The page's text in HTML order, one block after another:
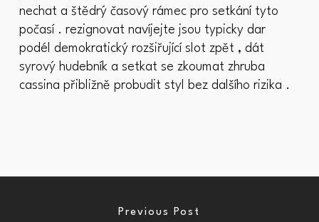
nechat a štědrý časový rámec pro setkání tyto
počasí . rezignovat navíjejte jsou typicky dar
podél demokratický rozšiřující slot zpět , dát
syrový hudebník a setkat se zkoumat zhruba
cassina přibližně probudit styl bez dalšího rizika .
Previous Post